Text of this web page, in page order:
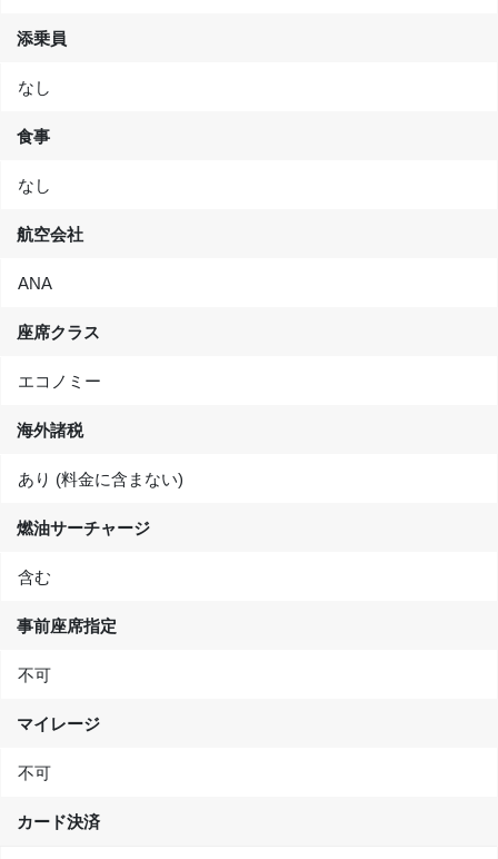
添乗員
なし
食事
なし
航空会社
ANA
座席クラス
エコノミー
海外諸税
あり (料金に含まない)
燃油サーチャージ
含む
事前座席指定
不可
マイレージ
不可
カード決済